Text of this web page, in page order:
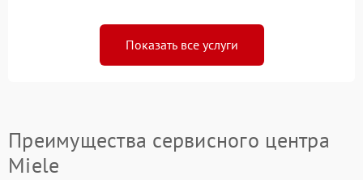
Показать все услуги
Преимущества сервисного центра
Miele